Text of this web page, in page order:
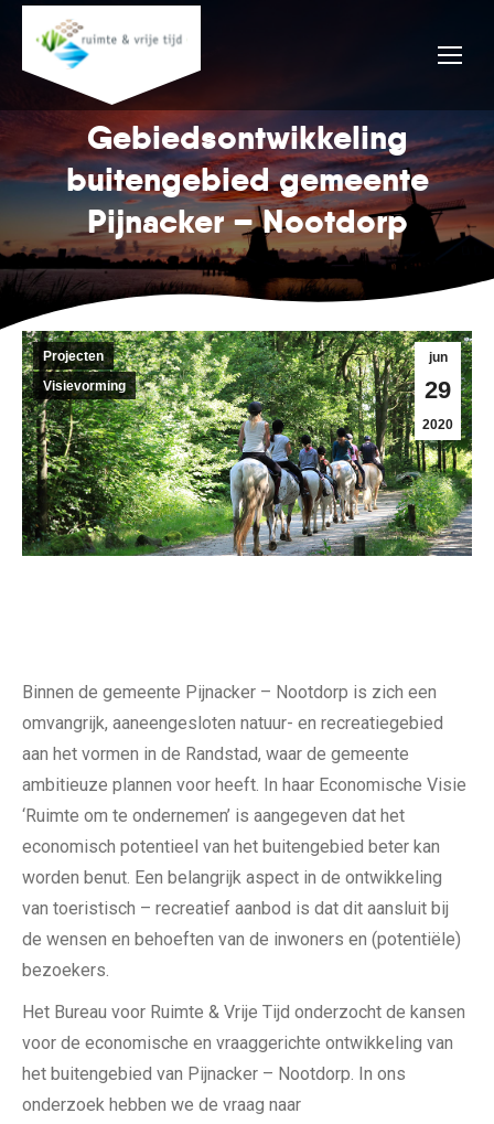
Gebiedsontwikkeling
buitengebied gemeente
Pijnacker – Nootdorp
jun
29
2020
Projecten
Visievorming
Binnen de gemeente Pijnacker – Nootdorp is zich een
omvangrijk, aaneengesloten natuur- en recreatiegebied
aan het vormen in de Randstad, waar de gemeente
ambitieuze plannen voor heeft. In haar Economische Visie
‘Ruimte om te ondernemen’ is aangegeven dat het
economisch potentieel van het buitengebied beter kan
worden benut. Een belangrijk aspect in de ontwikkeling
van toeristisch – recreatief aanbod is dat dit aansluit bij
de wensen en behoeften van de inwoners en (potentiële)
bezoekers.
Het Bureau voor Ruimte & Vrije Tijd onderzocht de kansen
voor de economische en vraaggerichte ontwikkeling van
het buitengebied van Pijnacker – Nootdorp. In ons
onderzoek hebben we de vraag naar